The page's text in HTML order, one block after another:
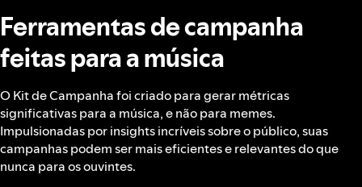
Ferramentas de campanha
feitas para a música
O Kit de Campanha foi criado para gerar métricas
significativas para a música, e não para memes.
Impulsionadas por insights incríveis sobre o público, suas
campanhas podem ser mais eficientes e relevantes do que
nunca para os ouvintes.